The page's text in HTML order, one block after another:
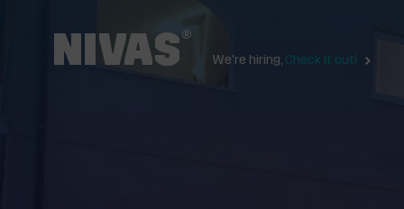
We're hiring, Check it out!